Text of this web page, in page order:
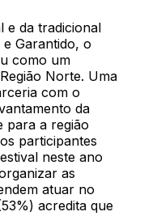
e da tradicional
Garantido, o
como um
Norte. Uma
com o
da
para a região
participantes
neste ano
as
atuar no
acredita que